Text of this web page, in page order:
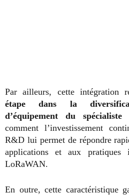
Par ailleurs, cette intégration
étape dans la
d’équipement du
comment l’investissement
R&D lui permet de répondre
applications et aux pratiques
LoRaWAN.
En outre, cette caractéristique